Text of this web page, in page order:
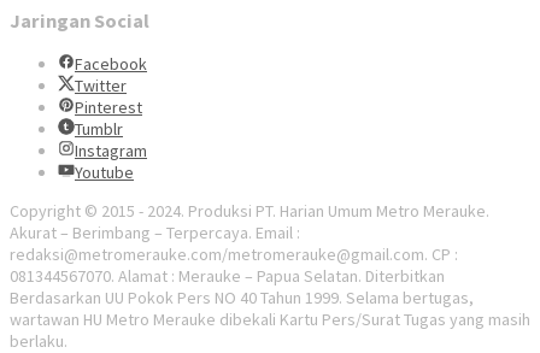
Jaringan Social
Facebook
Twitter
Pinterest
Tumblr
Instagram
Youtube
Copyright © 2015 - 2024. Produksi PT. Harian Umum Metro Merauke.
Akurat – Berimbang – Terpercaya. Email :
redaksi@metromerauke.com/metromerauke@gmail.com. CP :
081344567070. Alamat : Merauke – Papua Selatan. Diterbitkan
Berdasarkan UU Pokok Pers NO 40 Tahun 1999. Selama bertugas,
wartawan HU Metro Merauke dibekali Kartu Pers/Surat Tugas yang masih
berlaku.